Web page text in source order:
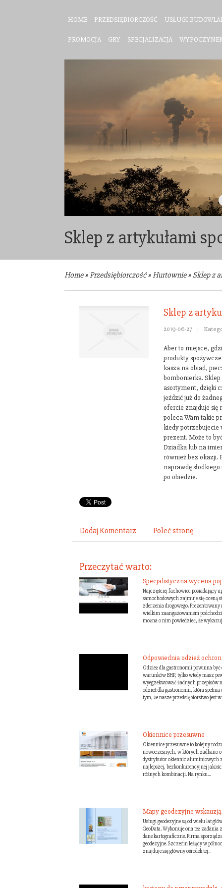
HOME PRZEDSIĘBIORCZOŚĆ USŁUGI
PROMOCJA GRY SPECJALIZACJA
Sklep z artykułami
Home»Przedsiębiorczość»Hurtownie» Sklep z
Sklep z
2019-06-27 |
Aber to miejsce,
produkty
kasza na obiad,
bombonierka.
asortyment, dzięki
jeździć już do
ofercie znajduje się
poleca Wam takie
kiedy potrzebujecie
prezent. Może to
Dziadka lub na
również bez okazji.
naprawdę
po obiedzie.
Dodaj Komentarz Poleć stronę
Przeczytać warto:
Specjalistyczna wycena
Najczęściej fachowiec posiadający
samochodowych zajmuje się oceną
zderzenia drogowego.
wielkim zaangażowaniem
można o nim powiedzieć, że
Odpowiednia odzież
Odzież dla gastronomii powinna być
warunków BHP, tylko wtedy masz
wyegzekwować żadnych przepisów
odzież dla gastronomii, która
tym, że nasze przedsiębiorstwo jest w
Okiennice przesuwne
Okiennice przesuwne to kolejny
nowoczesnych, w których zadbano
dystrybutor okiennic aluminiowych
najlepszej, bezkonkurencyjnej
różnych kombinacji. Na rynku...
Mapy geodezyjne
Usługi geodezyjne są od wielu lat
GeoData. Wykonuje ona też
dane kartograficzne. Firma
geodezyjne. Szczecin leżący w
znajduje się główny ośrodek tej...